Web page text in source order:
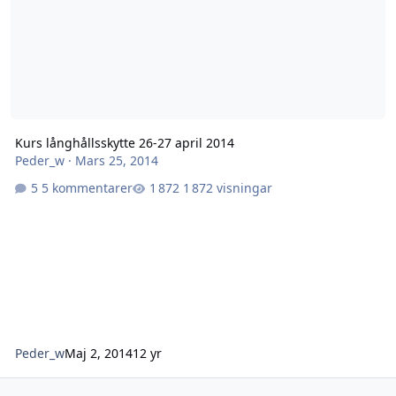
Kurs långhållsskytte 26-27 april 2014
Peder_w· Mars 25, 2014
5 kommentarer
1 872 visningar
Peder_wMaj 2, 201412 yr